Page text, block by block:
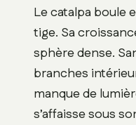
Le catalpa boule
tige. Sa
sphère dense.
branches
manque de
s’affaisse sous